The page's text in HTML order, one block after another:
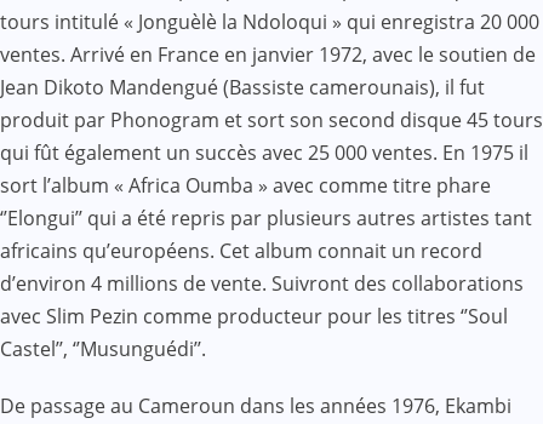
tours intitulé « Jonguèlè la Ndoloqui » qui enregistra 20 000
ventes. Arrivé en France en janvier 1972, avec le soutien de
Jean Dikoto Mandengué (Bassiste camerounais), il fut
produit par Phonogram et sort son second disque 45 tours
qui fût également un succès avec 25 000 ventes. En 1975 il
sort l’album « Africa Oumba » avec comme titre phare
‘’Elongui’’ qui a été repris par plusieurs autres artistes tant
africains qu’européens. Cet album connait un record
d’environ 4 millions de vente. Suivront des collaborations
avec Slim Pezin comme producteur pour les titres ‘’Soul
Castel’’, ‘’Musunguédi’’.
De passage au Cameroun dans les années 1976, Ekambi